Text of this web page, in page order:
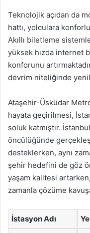
Teknolojik açıdan da
hattı, yolculara
Akıllı biletleme
yüksek hızda internet
konforunu
devrim niteliğinde
Ataşehir-Üsküdar
hayata geçirilmesi,
soluk katmıştır.
öncülüğünde
desteklerken, aynı
şehir hedefini de göz
yaşam kalitesi
zamanla çözüme
İstasyon Adı